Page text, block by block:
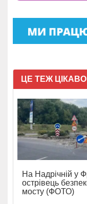
ЦЕ ТЕЖ ЦІКАВО
На Надрічній у
острівець
мосту (ФОТО)